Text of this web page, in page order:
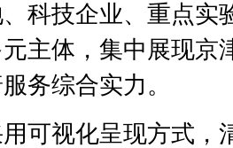
科技企业、重点实
主体，集中展现京
务综合实力。
视化呈现方式，